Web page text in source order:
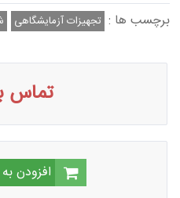
برچسب ها : تجهیزات آزمایشگاهی
تماس
افزودن